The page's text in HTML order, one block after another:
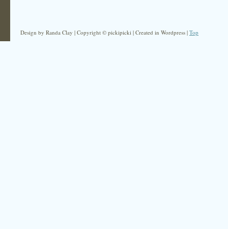
Design by Randa Clay | Copyright © pickipicki | Created in Wordpress | Top